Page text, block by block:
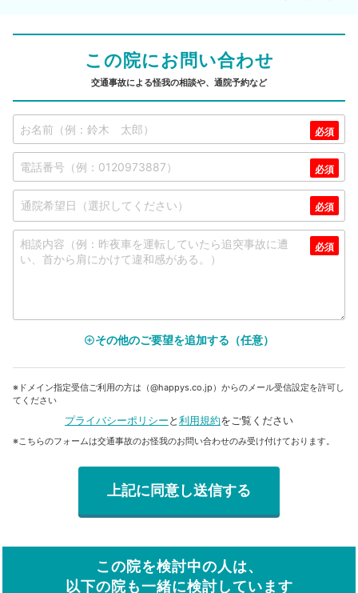
この院にお問い合わせ
交通事故による怪我の相談や、通院予約など
add_circle_outlineその他のご要望を追加する（任意）
※ドメイン指定受信ご利用の方は（@happys.co.jp）からのメール受信設定を許可し
てください
プライバシーポリシーと利用規約をご覧ください
※こちらのフォームは交通事故のお怪我のお問い合わせのみ受け付けております。
この院を検討中の人は、
以下の院も一緒に検討しています